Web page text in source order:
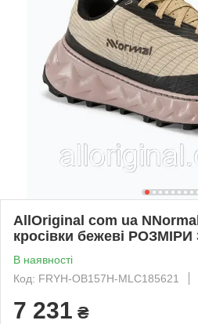
AllOriginal com ua NNormal
кросівки бежеві
В наявності
Код: FRYH-OB157H-MLC185621
7 231 ₴